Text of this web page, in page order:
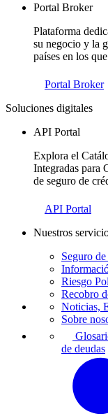
Portal Broker
Plataforma
su negocio y la
países en los
Portal Broker
Soluciones digitales
API Portal
Explora el
Integradas para
de seguro de
API Portal
Nuestros
Seguro
Riesgo
Recobro
Noticias,
Sobre
de deudas